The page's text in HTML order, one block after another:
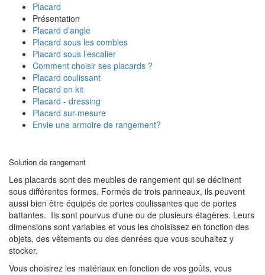
Placard
Présentation
Placard d’angle
Placard sous les combles
Placard sous l’escalier
Comment choisir ses placards ?
Placard coulissant
Placard en kit
Placard - dressing
Placard sur-mesure
Envie une armoire de rangement?
Solution de rangement
Les placards sont des meubles de rangement qui se déclinent
sous différentes formes. Formés de trois panneaux, ils peuvent
aussi bien être équipés de portes coulissantes que de portes
battantes. Ils sont pourvus d'une ou de plusieurs étagères. Leurs
dimensions sont variables et vous les choisissez en fonction des
objets, des vêtements ou des denrées que vous souhaitez y
stocker.
Vous choisirez les matériaux en fonction de vos goûts, vous